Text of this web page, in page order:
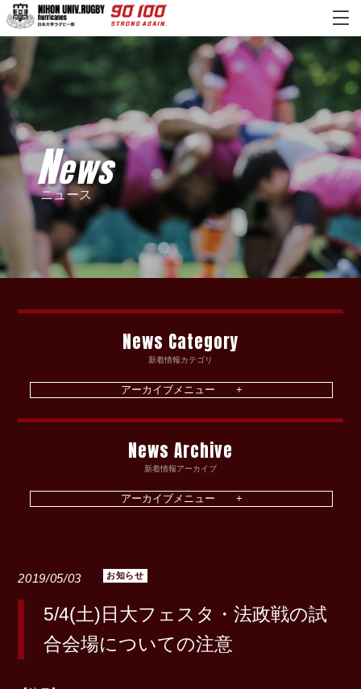
News
ニュース
News Category
新着情報カテゴリ
News Archive
新着情報アーカイブ
2019/05/03 お知らせ
5/4(土)日大フェスタ・法政戦の試
合会場についての注意